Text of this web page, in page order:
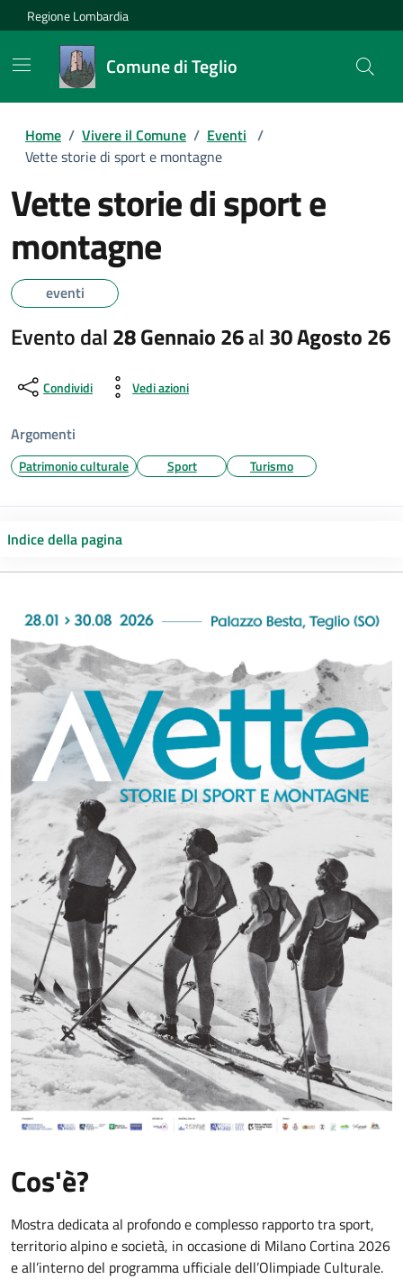
Regione Lombardia
Comune di Teglio
Home / Vivere il Comune / Eventi /
Vette storie di sport e montagne
Vette storie di sport e
montagne
eventi
Evento dal28 Gennaio 26al30 Agosto 26
Condividi Vedi azioni
Argomenti
Patrimonio culturale Sport Turismo
Indice della pagina
Cos'è?
Mostra dedicata al profondo e complesso rapporto tra sport,
territorio alpino e società, in occasione di Milano Cortina 2026
e all’interno del programma ufficiale dell’Olimpiade Culturale.